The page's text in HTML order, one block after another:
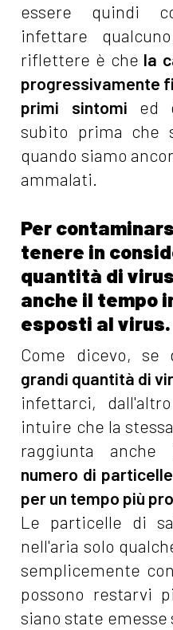
essere quindi
infettare
riflettere è che la
progressivamente
primi sintomi ed
subito prima che
quando siamo
ammalati.
Per
tenere in
quantità di
anche il tempo
esposti al virus.
Come dicevo, se
grandi quantità di
infettarci,
intuire che la
raggiunta anche
numero di
per un tempo più
Le particelle di
nell'aria solo
semplicemente
possono restarvi
siano state